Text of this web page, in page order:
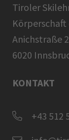
Tiroler
Anichstraße
6020
KONTAKT
+43 512